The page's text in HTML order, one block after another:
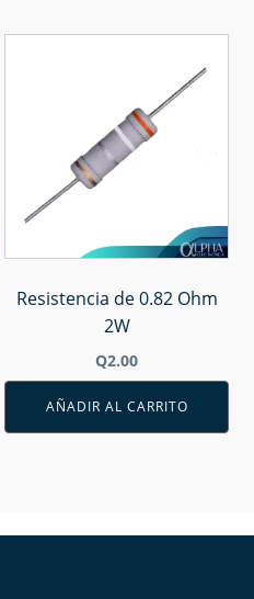
Resistencia de 0.82 Ohm
2W
Q2.00
AÑADIR AL CARRITO